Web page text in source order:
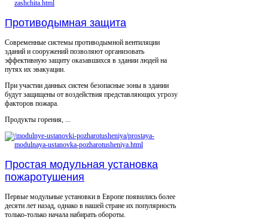
Противодымная защита
Современные системы противодымной вентиляции
зданий и сооружений позволяют организовать
эффективную защиту оказавшихся в здании людей на
путях их эвакуации.
При участии данных систем безопасные зоны в здании
будут защищены от воздействия представляющих угрозу
факторов пожара.
Продукты горения, ...
Простая модульная установка
пожаротушения
Первые модульные установки в Европе появились более
десяти лет назад, однако в нашей стране их популярность
только-только начала набирать обороты.